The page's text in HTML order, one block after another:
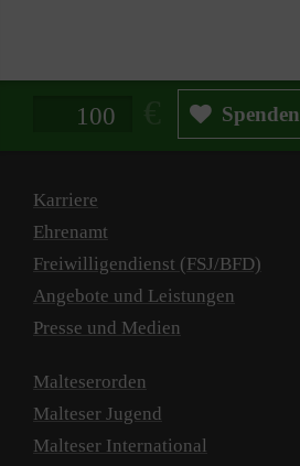
Spendenbetrag in Euro Spenden
Karriere
Ehrenamt
Freiwilligendienst (FSJ/BFD)
Angebote und Leistungen
Presse und Medien
Malteserorden
Malteser Jugend
Malteser International